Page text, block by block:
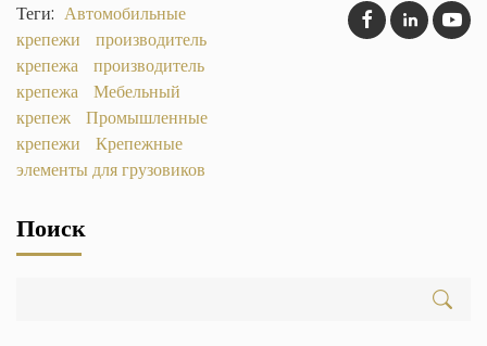
Теги: Автомобильные
крепежи
производитель
крепежа
производитель
крепежа
Мебельный
крепеж
Промышленные
крепежи
Крепежные
элементы для грузовиков
Поиск